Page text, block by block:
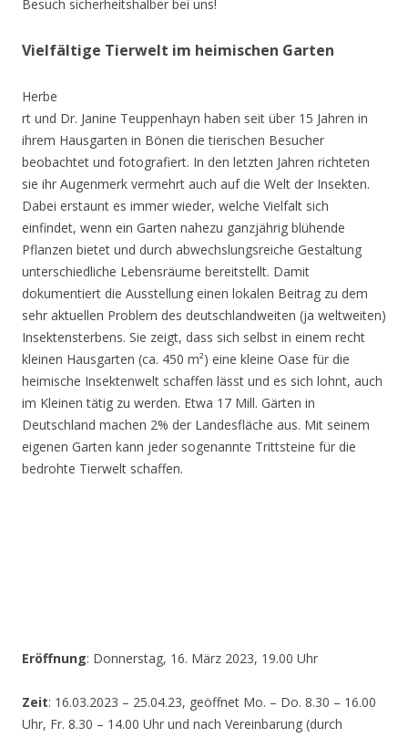
Besuch sicherheitshalber bei uns!
Vielfältige Tierwelt im heimischen Garten
Herbe
rt und Dr. Janine Teuppenhayn haben seit über 15 Jahren in
ihrem Hausgarten in Bönen die tierischen Besucher
beobachtet und fotografiert. In den letzten Jahren richteten
sie ihr Augenmerk vermehrt auch auf die Welt der Insekten.
Dabei erstaunt es immer wieder, welche Vielfalt sich
einfindet, wenn ein Garten nahezu ganzjährig blühende
Pflanzen bietet und durch abwechslungsreiche Gestaltung
unterschiedliche Lebensräume bereitstellt. Damit
dokumentiert die Ausstellung einen lokalen Beitrag zu dem
sehr aktuellen Problem des deutschlandweiten (ja weltweiten)
Insektensterbens. Sie zeigt, dass sich selbst in einem recht
kleinen Hausgarten (ca. 450 m²) eine kleine Oase für die
heimische Insektenwelt schaffen lässt und es sich lohnt, auch
im Kleinen tätig zu werden. Etwa 17 Mill. Gärten in
Deutschland machen 2% der Landesfläche aus. Mit seinem
eigenen Garten kann jeder sogenannte Trittsteine für die
bedrohte Tierwelt schaffen.
Eröffnung: Donnerstag, 16. März 2023, 19.00 Uhr
Zeit: 16.03.2023 – 25.04.23, geöffnet Mo. – Do. 8.30 – 16.00
Uhr, Fr. 8.30 – 14.00 Uhr und nach Vereinbarung (durch